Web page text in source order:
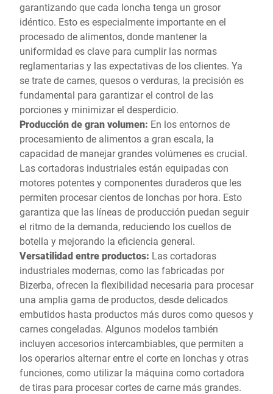
garantizando que cada loncha tenga un grosor
idéntico. Esto es especialmente importante en el
procesado de alimentos, donde mantener la
uniformidad es clave para cumplir las normas
reglamentarias y las expectativas de los clientes. Ya
se trate de carnes, quesos o verduras, la precisión es
fundamental para garantizar el control de las
porciones y minimizar el desperdicio.
Producción de gran volumen: En los entornos de
procesamiento de alimentos a gran escala, la
capacidad de manejar grandes volúmenes es crucial.
Las cortadoras industriales están equipadas con
motores potentes y componentes duraderos que les
permiten procesar cientos de lonchas por hora. Esto
garantiza que las líneas de producción puedan seguir
el ritmo de la demanda, reduciendo los cuellos de
botella y mejorando la eficiencia general.
Versatilidad entre productos: Las cortadoras
industriales modernas, como las fabricadas por
Bizerba, ofrecen la flexibilidad necesaria para procesar
una amplia gama de productos, desde delicados
embutidos hasta productos más duros como quesos y
carnes congeladas. Algunos modelos también
incluyen accesorios intercambiables, que permiten a
los operarios alternar entre el corte en lonchas y otras
funciones, como utilizar la máquina como cortadora
de tiras para procesar cortes de carne más grandes.